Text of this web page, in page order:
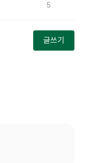
5
글쓰기